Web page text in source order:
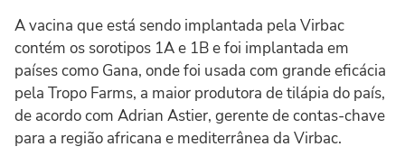
A vacina que está sendo implantada pela Virbac
contém os sorotipos 1A e 1B e foi implantada em
países como Gana, onde foi usada com grande eficácia
pela Tropo Farms, a maior produtora de tilápia do país,
de acordo com Adrian Astier, gerente de contas-chave
para a região africana e mediterrânea da Virbac.